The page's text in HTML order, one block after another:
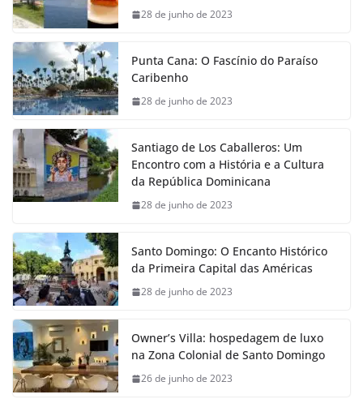
28 de junho de 2023
Punta Cana: O Fascínio do Paraíso
Caribenho
28 de junho de 2023
Santiago de Los Caballeros: Um
Encontro com a História e a Cultura
da República Dominicana
28 de junho de 2023
Santo Domingo: O Encanto Histórico
da Primeira Capital das Américas
28 de junho de 2023
Owner’s Villa: hospedagem de luxo
na Zona Colonial de Santo Domingo
26 de junho de 2023